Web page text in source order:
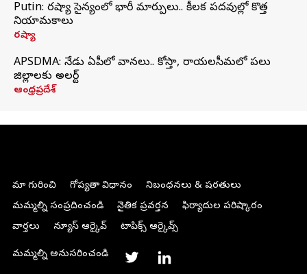
Putin: రష్యా సైన్యంలో భారీ మార్పులు.. కీలక పదవుల్లో కొత్త
నియామకాలు
రష్యా
APSDMA: నేడు ఏపీలో వానలు.. కోస్తా, రాయలసీమలో పలు
జిల్లాలకు అలర్ట్
ఆంధ్రప్రదేశ్
మా గురించి గోప్యతా విధానం
నిబంధనలు & షరతులు
మమ్మల్ని సంప్రదించండి
నైతిక ప్రవర్తన
ఫిర్యాదుల పరిష్కారం
వార్తలు
న్యూస్ ఆర్కైవ్ టాపిక్స్ ఆర్కైవ్స్
మమ్మల్ని అనుసరించండి